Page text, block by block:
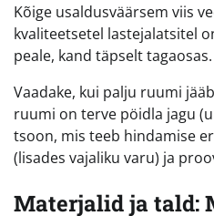
Kõige usaldusväärsem viis
kvaliteetsetel lastejalatsitel
peale, kand täpselt tagaosas.
Vaadake, kui palju ruumi
ruumi on terve pöidla jagu
tsoon, mis teeb hindamise
(lisades vajaliku varu) ja
Materjalid ja tald: